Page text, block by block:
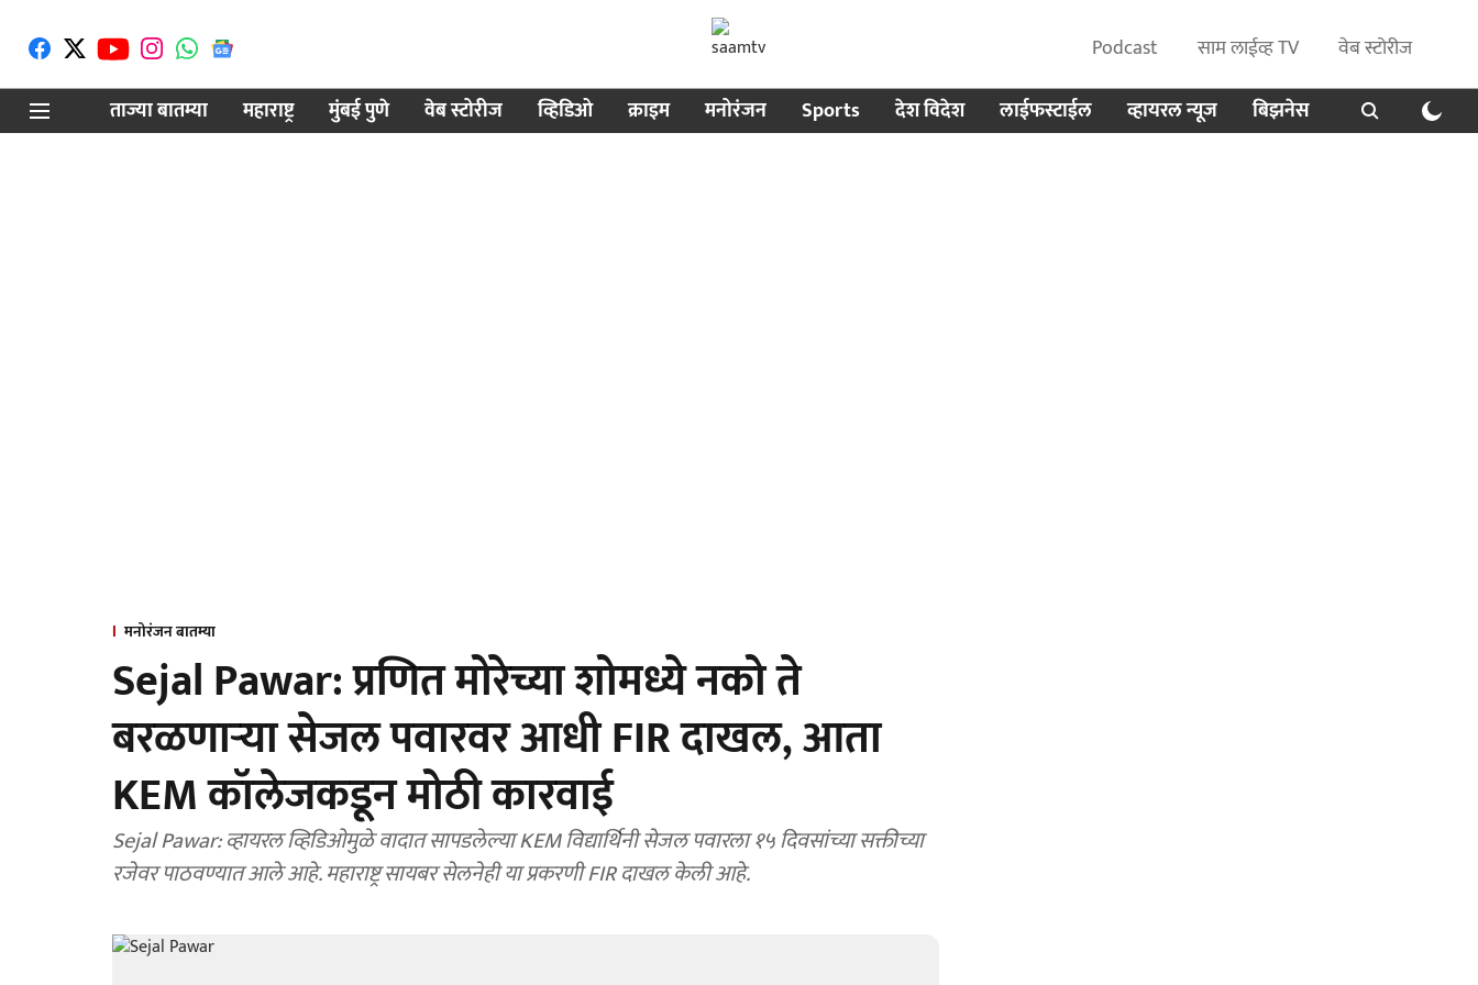
Podcast साम लाईव्ह TV
वेब स्टोरीज
ताज्या बातम्या
महाराष्ट्र मुंबई पुणे वेब स्टोरीज व्हिडिओ क्राइम मनोरंजन Sports देश विदेश लाईफस्टाईल व्हायरल न्यूज बिझनेस
मनोरंजन बातम्या
Sejal Pawar: प्रणित मोरेच्या शोमध्ये नको ते
बरळणाऱ्या सेजल पवारवर आधी FIR दाखल, आता
KEM कॉलेजकडून मोठी कारवाई
Sejal Pawar: व्हायरल व्हिडिओमुळे वादात सापडलेल्या KEM विद्यार्थिनी सेजल पवारला १५ दिवसांच्या सक्तीच्या
रजेवर पाठवण्यात आले आहे. महाराष्ट्र सायबर सेलनेही या प्रकरणी FIR दाखल केली आहे.